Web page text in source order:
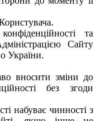
та
Сайту
України.
вносити зміни до
без згоди
набуває чинності з